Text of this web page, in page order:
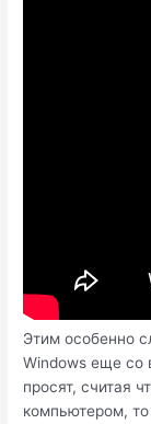
Этим особенно
Windows еще со
просят, считая
компьютером,